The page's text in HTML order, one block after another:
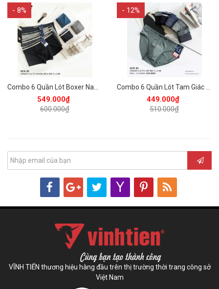
- 8%
549.000₫
600.000₫
- 12%
449.000₫
510.000₫
VĨNH TIẾN thương hiệu hàng đầu trên thị trường thời trang công sở
Việt Nam